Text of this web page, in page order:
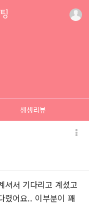
생생리뷰
셔서 기다리고 계셨고
렸어요.. 이부분이 꽤